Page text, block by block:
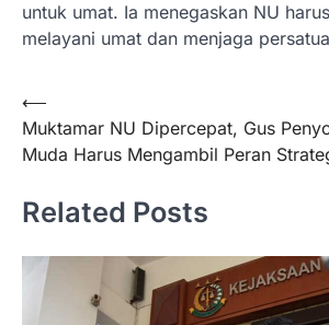
untuk umat. Ia menegaskan NU
melayani umat dan menjaga
⟵
Muktamar NU Dipercepat, Gus
Muda Harus Mengambil Peran
Related Posts